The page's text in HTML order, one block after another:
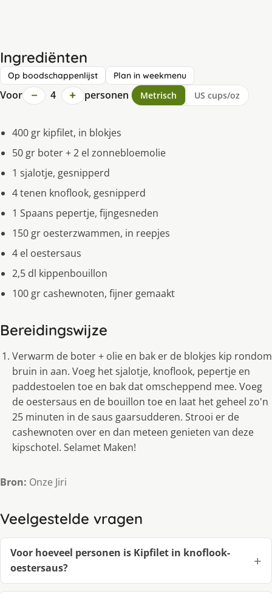
Ingrediënten
Op boodschappenlijst Plan in weekmenu
Voor − 4 + personen Metrisch US cups/oz
400 gr kipfilet, in blokjes
50 gr boter + 2 el zonnebloemolie
1 sjalotje, gesnipperd
4 tenen knoflook, gesnipperd
1 Spaans pepertje, fijngesneden
150 gr oesterzwammen, in reepjes
4 el oestersaus
2,5 dl kippenbouillon
100 gr cashewnoten, fijner gemaakt
Bereidingswijze
Verwarm de boter + olie en bak er de blokjes kip rondom
bruin in aan. Voeg het sjalotje, knoflook, pepertje en
paddestoelen toe en bak dat omscheppend mee. Voeg
de oestersaus en de bouillon toe en laat het geheel zo'n
25 minuten in de saus gaarsudderen. Strooi er de
cashewnoten over en dan meteen genieten van deze
kipschotel. Selamet Maken!
Bron: Onze Jiri
Veelgestelde vragen
Voor hoeveel personen is Kipfilet in knoflook-
oestersaus?